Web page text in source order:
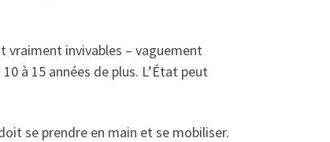
vraiment invivables – vaguement
à 15 années de plus. L’État peut
se prendre en main et se mobiliser.